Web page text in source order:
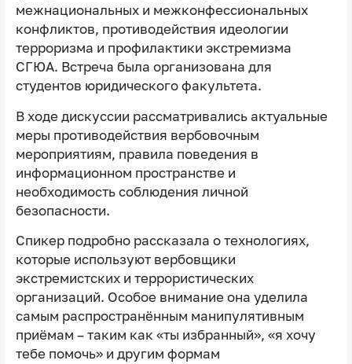
межнациональных и межконфессиональных
конфликтов, противодействия идеологии
терроризма и профилактики экстремизма
СГЮА. Встреча была организована для
студентов юридического факультета.
В ходе дискуссии рассматривались актуальные
меры противодействия вербовочным
мероприятиям, правила поведения в
информационном пространстве и
необходимость соблюдения личной
безопасности.
Спикер подробно рассказала о технологиях,
которые используют вербовщики
экстремистских и террористических
организаций. Особое внимание она уделила
самым распространённым манипулятивным
приёмам – таким как «ты избранный», «я хочу
тебе помочь» и другим формам